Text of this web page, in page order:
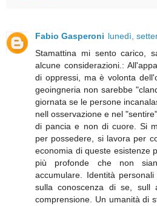
Fabio Gasperoni lunedì,
Stamattina mi sento carico,
alcune considerazioni.:
di oppressi, ma è volonta
geoingneria non sarebbe
giornata se le persone
nell osservazione e nel
di pancia e non di cuore. Si
per possedere, si lavora per
economia di queste esistenze
più profonde che non
accumulare. Identità
sulla conoscenza di se, sull
comprensione. Un umanità di